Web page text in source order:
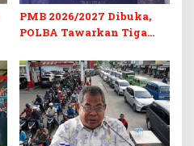
PMB 2026/2027 Dibuka,
POLBA Tawarkan Tiga
Kuliah Gratis